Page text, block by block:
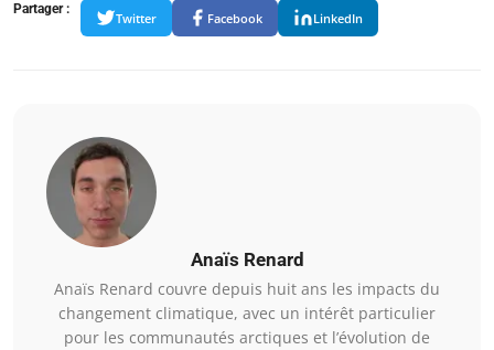
Partager :
Twitter Facebook LinkedIn
Anaïs Renard
Anaïs Renard couvre depuis huit ans les impacts du
changement climatique, avec un intérêt particulier
pour les communautés arctiques et l’évolution de